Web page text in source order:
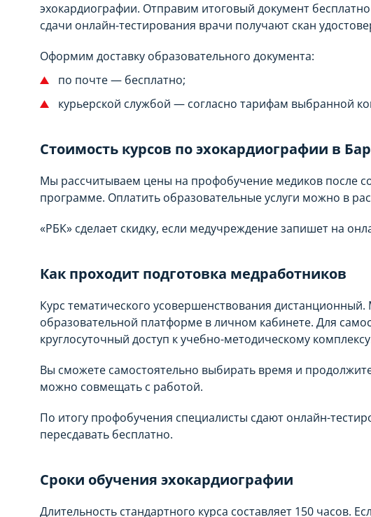
эхокардиографии. Отправим итоговый документ
сдачи онлайн-тестирования врачи получают скан
Оформим доставку образовательного документа:
по почте — бесплатно;
курьерской службой — согласно тарифам выбранной
Стоимость курсов по эхокардиографии в
Мы рассчитываем цены на профобучение медиков после
программе. Оплатить образовательные услуги можно в
«РБК» сделает скидку, если медучреждение запишет на
Как проходит подготовка медработников
Курс тематического усовершенствования дистанционный.
образовательной платформе в личном кабинете. Для
круглосуточный доступ к учебно-методическому
Вы сможете самостоятельно выбирать время и
можно совмещать с работой.
По итогу профобучения специалисты сдают онлайн-
пересдавать бесплатно.
Сроки обучения эхокардиографии
Длительность стандартного курса составляет 150 часов.